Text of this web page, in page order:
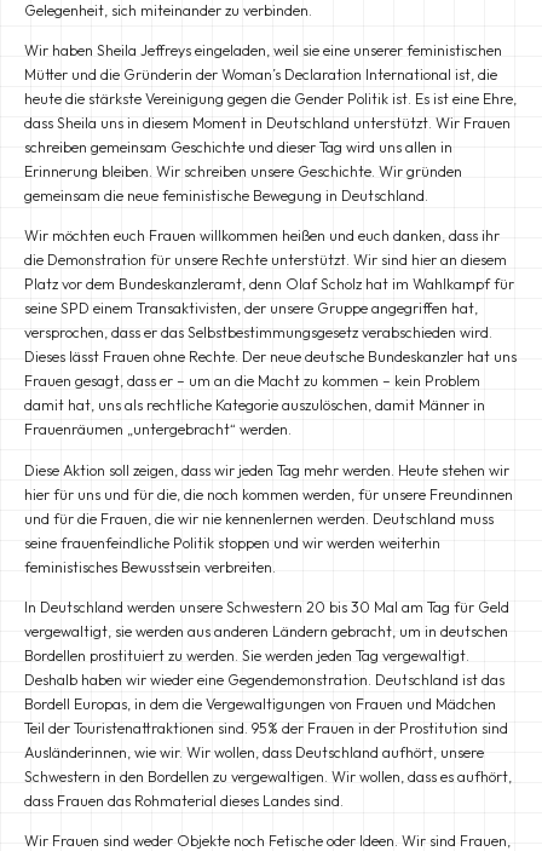
Gelegenheit, sich miteinander zu verbinden.
Wir haben Sheila Jeffreys eingeladen, weil sie eine unserer feministischen
Mütter und die Gründerin der Woman’s Declaration International ist, die
heute die stärkste Vereinigung gegen die Gender Politik ist. Es ist eine Ehre,
dass Sheila uns in diesem Moment in Deutschland unterstützt. Wir Frauen
schreiben gemeinsam Geschichte und dieser Tag wird uns allen in
Erinnerung bleiben. Wir schreiben unsere Geschichte. Wir gründen
gemeinsam die neue feministische Bewegung in Deutschland.
Wir möchten euch Frauen willkommen heißen und euch danken, dass ihr
die Demonstration für unsere Rechte unterstützt. Wir sind hier an diesem
Platz vor dem Bundeskanzleramt, denn Olaf Scholz hat im Wahlkampf für
seine SPD einem Transaktivisten, der unsere Gruppe angegriffen hat,
versprochen, dass er das Selbstbestimmungsgesetz verabschieden wird.
Dieses lässt Frauen ohne Rechte. Der neue deutsche Bundeskanzler hat uns
Frauen gesagt, dass er – um an die Macht zu kommen – kein Problem
damit hat, uns als rechtliche Kategorie auszulöschen, damit Männer in
Frauenräumen „untergebracht“ werden.
Diese Aktion soll zeigen, dass wir jeden Tag mehr werden. Heute stehen wir
hier für uns und für die, die noch kommen werden, für unsere Freundinnen
und für die Frauen, die wir nie kennenlernen werden. Deutschland muss
seine frauenfeindliche Politik stoppen und wir werden weiterhin
feministisches Bewusstsein verbreiten.
In Deutschland werden unsere Schwestern 20 bis 30 Mal am Tag für Geld
vergewaltigt, sie werden aus anderen Ländern gebracht, um in deutschen
Bordellen prostituiert zu werden. Sie werden jeden Tag vergewaltigt.
Deshalb haben wir wieder eine Gegendemonstration. Deutschland ist das
Bordell Europas, in dem die Vergewaltigungen von Frauen und Mädchen
Teil der Touristenattraktionen sind. 95% der Frauen in der Prostitution sind
Ausländerinnen, wie wir. Wir wollen, dass Deutschland aufhört, unsere
Schwestern in den Bordellen zu vergewaltigen. Wir wollen, dass es aufhört,
dass Frauen das Rohmaterial dieses Landes sind.
Wir Frauen sind weder Objekte noch Fetische oder Ideen. Wir sind Frauen,